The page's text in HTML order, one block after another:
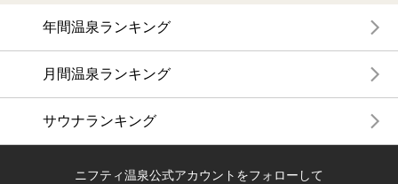
年間温泉ランキング
月間温泉ランキング
サウナランキング
ニフティ温泉公式アカウントをフォローして